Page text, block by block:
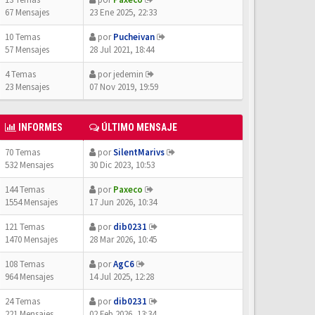
67 Mensajes
23 Ene 2025, 22:33
10 Temas
57 Mensajes
porPucheivan
28 Jul 2021, 18:44
4 Temas
23 Mensajes
porjedemin
07 Nov 2019, 19:59
INFORMES ÚLTIMO MENSAJE
70 Temas
532 Mensajes
porSilentMarivs
30 Dic 2023, 10:53
144 Temas
1554 Mensajes
porPaxeco
17 Jun 2026, 10:34
121 Temas
1470 Mensajes
pordib0231
28 Mar 2026, 10:45
108 Temas
964 Mensajes
porAgC6
14 Jul 2025, 12:28
24 Temas
pordib0231